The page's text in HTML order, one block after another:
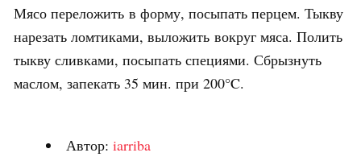
Мясо переложить в форму, посыпать перцем. Тыкву
нарезать ломтиками, выложить вокруг мяса. Полить
тыкву сливками, посыпать специями. Сбрызнуть
маслом, запекать 35 мин. при 200°C.
Автор: iarriba